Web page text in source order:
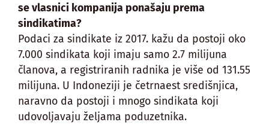
se vlasnici kompanija ponašaju prema
sindikatima?
Podaci za sindikate iz 2017. kažu da postoji oko
7.000 sindikata koji imaju samo 2.7 milijuna
članova, a registriranih radnika je više od 131.55
milijuna. U Indoneziji je četrnaest središnjica,
naravno da postoji i mnogo sindikata koji
udovoljavaju željama poduzetnika.